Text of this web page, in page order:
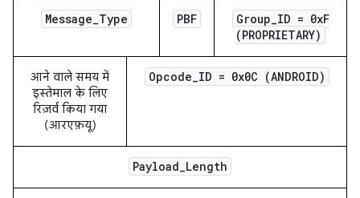
Message_Type PBF Group_ID = 0xF
(PROPRIETARY)
आने वाले समय में
इस्तेमाल के लिए
रिज़र्व किया गया
(आरएफ़यू)
Opcode_ID = 0x0C (ANDROID)
Payload_Length